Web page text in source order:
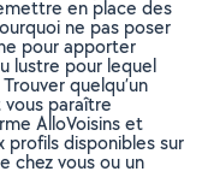
en place des
ne pas poser
pour apporter
lustre pour lequel
quelqu’un
paraître
AlloVoisins et
profils disponibles sur
chez vous ou un